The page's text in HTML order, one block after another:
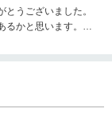
うございました。
るかと思います。い